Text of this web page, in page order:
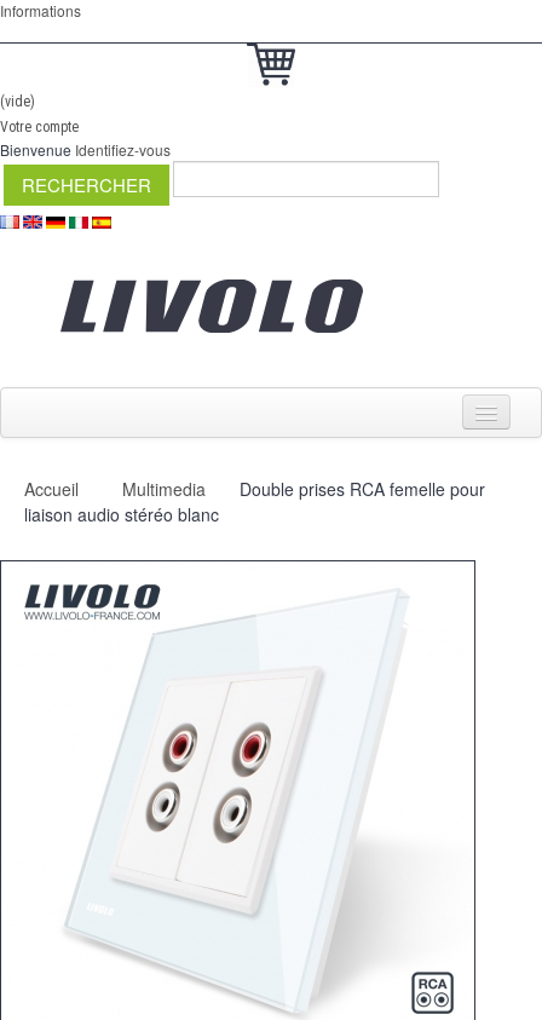
Informations
(vide)
Votre compte
Bienvenue Identifiez-vous
Interrupteurs
Va et Vients
Accessoires
Supports
Espace PRO
Accueil Multimedia
Double prises RCA femelle pour
liaison audio stéréo blanc